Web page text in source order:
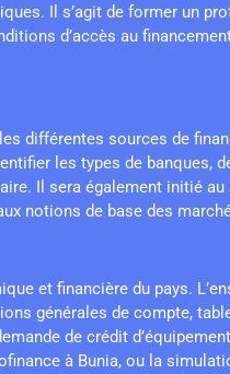
Il s’agit de former un
d’accès au
différentes sources de
les types de banques,
Il sera également initié
notions de base des
et financière du pays.
générales de compte,
de crédit
à Bunia, ou la